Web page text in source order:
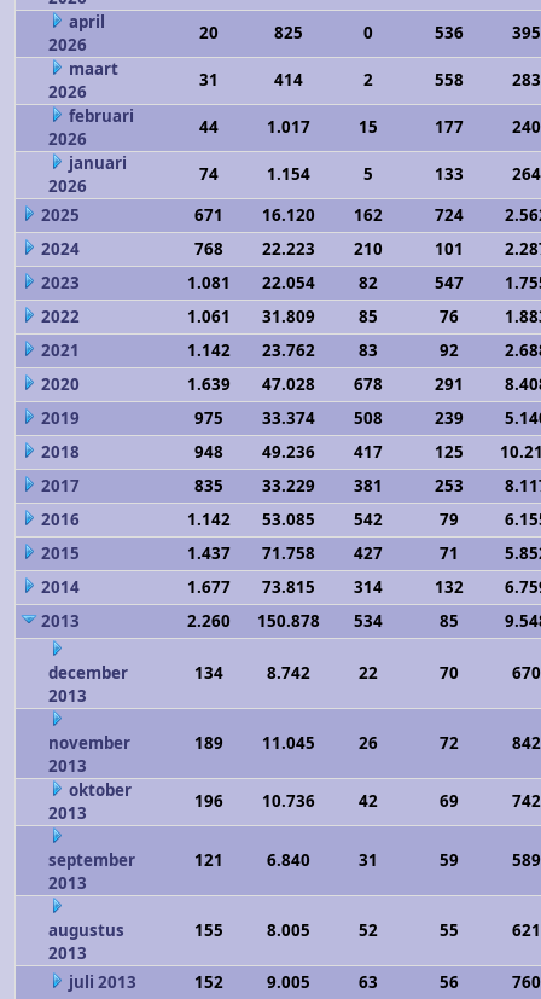
april
2026
20 825 0 536
maart
2026
31 414 2 558
februari
2026
44 1.017 15 177
januari
2026
74 1.154 5 133
2025
671 16.120 162 724
2024
768 22.223 210 101
2023
1.081 22.054 82 547
2022
1.061 31.809 85 76
2021
1.142 23.762 83 92
2020
1.639 47.028 678 291
2019
975 33.374 508 239
2018
948 49.236 417 125
2017
835 33.229 381 253
2016
1.142 53.085 542 79
2015
1.437 71.758 427 71
2014
1.677 73.815 314 132
2013
2.260 150.878 534 85
december
2013
134 8.742 22 70
november
2013
189 11.045 26 72
oktober
2013
196 10.736 42 69
september
2013
121 6.840 31 59
augustus
2013
155 8.005 52 55
juli 2013 152 9.005 63 56